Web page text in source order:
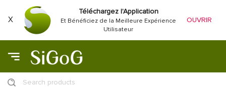
X
Téléchargez l'Application
Et Bénéficiez de la Meilleure Expérience
Utilisateur
OUVRIR
Search products